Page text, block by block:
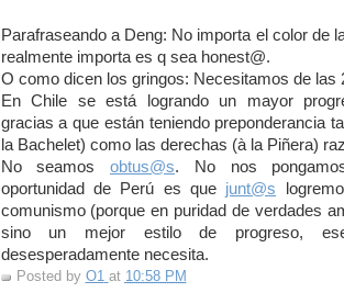
Parafraseando a Deng: No importa el color de
realmente importa es q sea honest@.
O como dicen los gringos: Necesitamos de las
En Chile se está logrando un mayor
gracias a que están teniendo preponderancia
la Bachelet) como las derechas (à la Piñera)
No seamos obtus@s. No nos
oportunidad de Perú es que junt@s
comunismo (porque en puridad de verdades
sino un mejor estilo de progreso,
desesperadamente necesita.
Posted by O1 at 10:58 PM